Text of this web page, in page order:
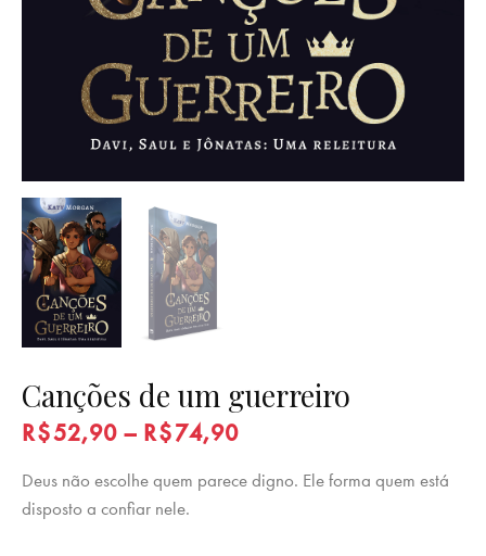
Canções de um guerreiro
R$52,90 – R$74,90
Deus não escolhe quem parece digno. Ele forma quem está
disposto a confiar nele.